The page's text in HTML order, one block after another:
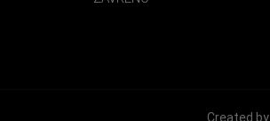
Created by